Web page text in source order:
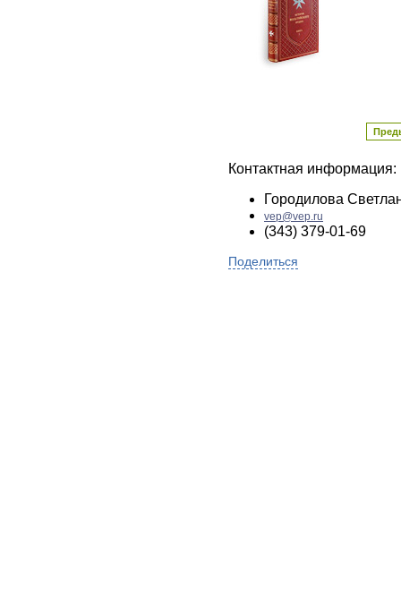
Контактная информация:
Городилова
vep@vep.ru
(343) 379-01-69
Поделиться